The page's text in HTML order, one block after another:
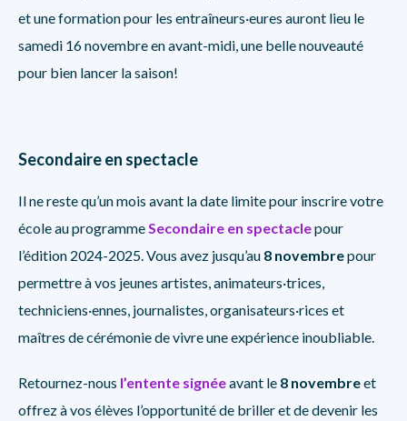
et une formation pour les entraîneurs·eures auront lieu le
samedi 16 novembre en avant-midi, une belle nouveauté
pour bien lancer la saison!
Secondaire en spectacle
Il ne reste qu’un mois avant la date limite pour inscrire votre
école au programmeSecondaire en spectaclepour
l’édition 2024-2025. Vous avez jusqu’au 8 novembrepour
permettre à vos jeunes artistes, animateurs·trices,
techniciens·ennes, journalistes, organisateurs·rices et
maîtres de cérémonie de vivre une expérience inoubliable.
Retournez-nous l’entente signéeavant le 8 novembreet
offrez à vos élèves l’opportunité de briller et de devenir les